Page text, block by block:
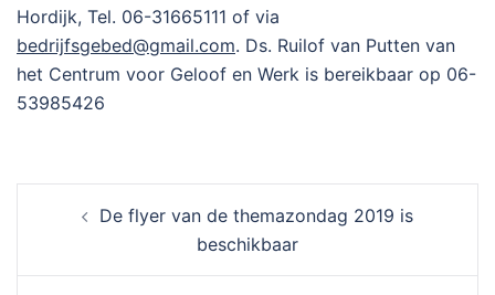
Hordijk, Tel. 06-31665111 of via
bedrijfsgebed@gmail.com. Ds. Ruilof van Putten van
het Centrum voor Geloof en Werk is bereikbaar op 06-
53985426
De flyer van de themazondag 2019 is
beschikbaar